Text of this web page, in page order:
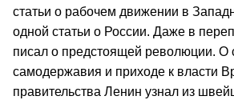
статьи о рабочем движении в
одной статьи о России. Даже в
писал о предстоящей революции. О
самодержавия и приходе к власти
правительства Ленин узнал из